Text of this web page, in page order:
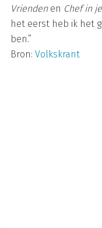
Vrienden en Chef in
het eerst heb ik het
ben.”
Bron: Volkskrant